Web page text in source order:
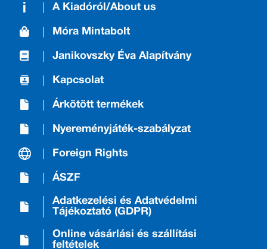
A Kiadóról/About us
Móra Mintabolt
Janikovszky Éva Alapítvány
Kapcsolat
Árkötött termékek
Nyereményjáték-szabályzat
Foreign Rights
ÁSZF
Adatkezelési és Adatvédelmi
Tájékoztató (GDPR)
Online vásárlási és szállítási
feltételek